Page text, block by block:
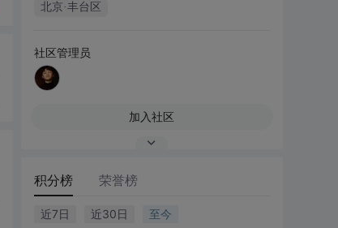
北京·丰台区
社区管理员
加入社区
积分榜 荣誉榜
近7日 近30日 至今